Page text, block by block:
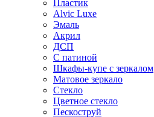
Пластик
Alvic Luxe
Эмаль
Акрил
ДСП
С патиной
Шкафы-купе с зеркалом
Матовое зеркало
Стекло
Цветное стекло
Пескоструй